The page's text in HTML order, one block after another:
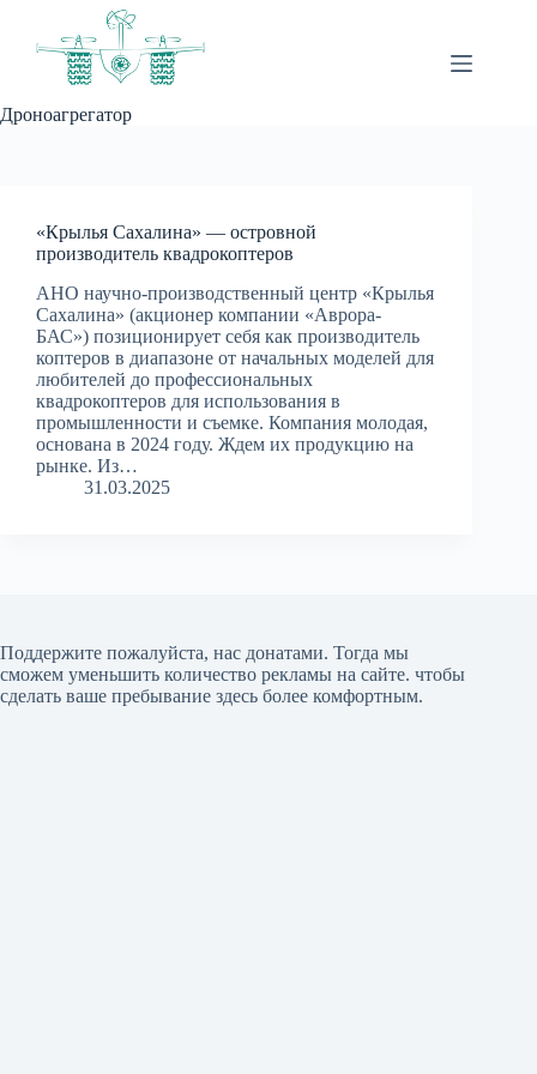
Дроноагрегатор
«Крылья Сахалина» — островной
производитель квадрокоптеров
АНО научно-производственный центр «Крылья
Сахалина» (акционер компании «Аврора-
БАС») позиционирует себя как производитель
коптеров в диапазоне от начальных моделей для
любителей до профессиональных
квадрокоптеров для использования в
промышленности и съемке. Компания молодая,
основана в 2024 году. Ждем их продукцию на
рынке. Из…
31.03.2025
Поддержите пожалуйста, нас донатами. Тогда мы
сможем уменьшить количество рекламы на сайте. чтобы
сделать ваше пребывание здесь более комфортным.